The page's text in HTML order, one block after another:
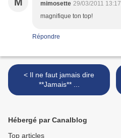
mimosette 29/03/2011 13:17
magnifique ton top!
Répondre
< Il ne faut jamais dire
**Jamais** ...
Hébergé par Canalblog
Top articles